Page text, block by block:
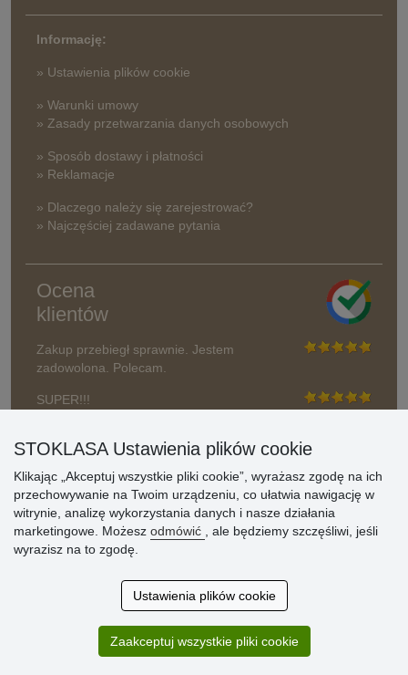
Informację:
» Ustawienia plików cookie
» Warunki umowy
» Zasady przetwarzania danych osobowych
» Sposób dostawy i płatności
» Reklamacje
» Dlaczego należy się zarejestrować?
» Najczęściej zadawane pytania
Ocena
klientów
Zakup przebiegł sprawnie. Jestem
zadowolona. Polecam.
SUPER!!!
Aktualnie 1804 recenzji
* Nie weryfikujemy opinii
© Stoklasa textilní galanterie s.r.o. 2026.
STOKLASA Ustawienia plików cookie
Klikając „Akceptuj wszystkie pliki cookie”, wyrażasz zgodę na ich
przechowywanie na Twoim urządzeniu, co ułatwia nawigację w
witrynie, analizę wykorzystania danych i nasze działania
marketingowe. Możesz odmówić
, ale będziemy szczęśliwi, jeśli
wyrazisz na to zgodę.
Ustawienia plików cookie
Zaakceptuj wszystkie pliki cookie